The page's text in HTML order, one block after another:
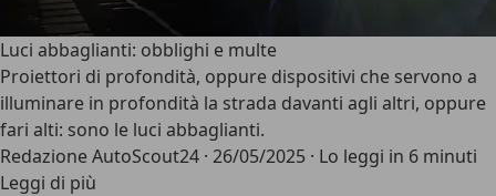
Luci abbaglianti: obblighi e multe
Proiettori di profondità, oppure dispositivi che servono a
illuminare in profondità la strada davanti agli altri, oppure
fari alti: sono le luci abbaglianti.
Redazione AutoScout24 · 26/05/2025 · Lo leggi in 6 minuti
Leggi di più